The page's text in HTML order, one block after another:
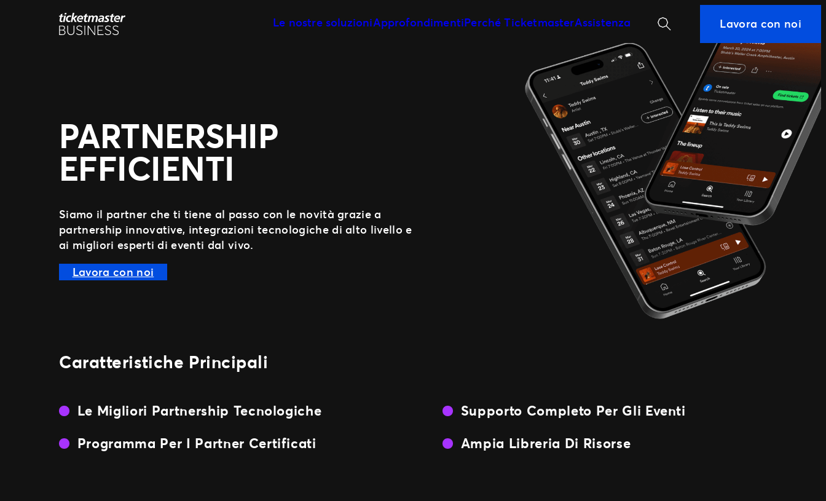
Le nostre soluzioni
Coinvolgi i fan più velocemente
Marketing e reportistica
Alza il livello per i tuoi fan
ApprofondimentiPerché Ticketmaster
Scopri di più su Ticketmaster Business
Il nostro team
Conosci la tua leadership locale
I nostri clienti
Conosci le persone con cui lavoriamo
Assistenza Cerca Lavora con noi
PARTNERSHIP
EFFICIENTI
Siamo il partner che ti tiene al passo con le novità grazie a
partnership innovative, integrazioni tecnologiche di alto livello e
ai migliori esperti di eventi dal vivo.
Lavora con noi
Caratteristiche Principali
Le Migliori Partnership Tecnologiche
Supporto Completo Per Gli Eventi
Programma Per I Partner Certificati
Ampia Libreria Di Risorse